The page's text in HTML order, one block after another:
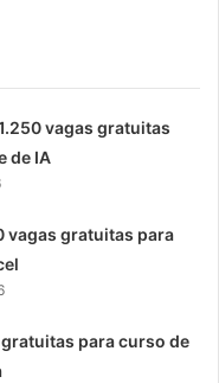
vagas gratuitas
de IA
vagas gratuitas para
para curso de